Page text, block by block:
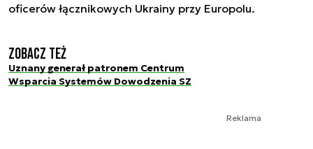
oficerów łącznikowych Ukrainy przy Europolu.
Zobacz też
Uznany generał patronem Centrum
Wsparcia Systemów Dowodzenia SZ
Reklama